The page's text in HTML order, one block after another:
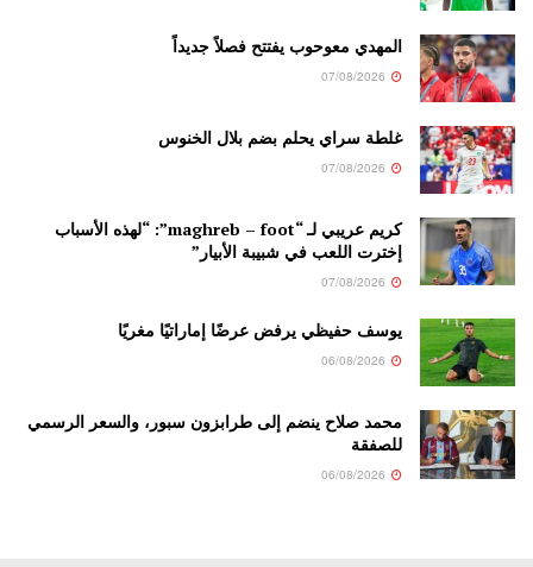
المهدي معوحوب يفتتح فصلاً جديداً
غلطة سراي يحلم بضم بلال الخنوس
كريم عريبي لـ “maghreb – foot”: “لهذه الأسباب
إخترت اللعب في شبيبة الأبيار”
يوسف حفيظي يرفض عرضًا إماراتيًا مغريًا
محمد صلاح ينضم إلى طرابزون سبور، والسعر الرسمي
للصفقة